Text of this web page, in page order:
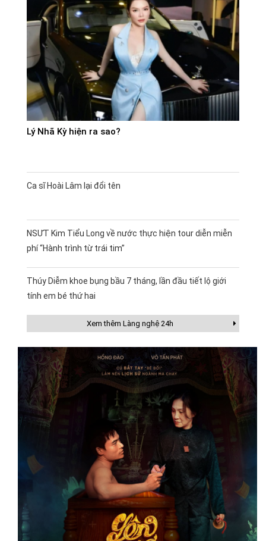
Lý Nhã Kỳ hiện ra sao?
Ca sĩ Hoài Lâm lại đổi tên
NSƯT Kim Tiểu Long về nước thực hiện tour diễn miễn
phí “Hành trình từ trái tim”
Thúy Diễm khoe bụng bầu 7 tháng, lần đầu tiết lộ giới
tính em bé thứ hai
Xem thêm Làng nghệ 24h